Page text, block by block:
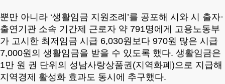
뿐만 아니라 ‘생활임금 지원조례’를 공포해 시와 시 출자·
출연기관 소속 기간제 근로자 약 791명에게 고용노동부
가 고시한 최저임금 시급 6,030원보다 970원 많은 시급
7,000원의 생활임금을 받을 수 있도록 했다. 생활임금은
1만 원 권 단위의 성남사랑상품권(지역화폐)으로 지급해
지역경제 활성화 효과도 동시에 추구했다.